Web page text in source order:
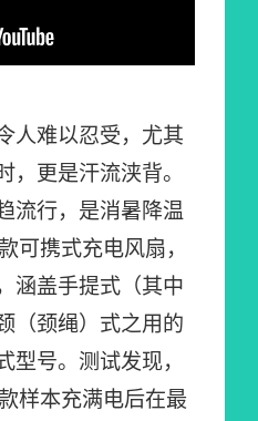
人难以忍受，尤其
更是汗流浃背。
流行，是消暑降温
可携式充电风扇，
涵盖手提式（其中
（颈绳）式之用的
号。测试发现，
样本充满电后在最